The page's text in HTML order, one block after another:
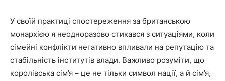
У своїй практиці спостереження за британською
монархією я неодноразово стикався з ситуаціями, коли
сімейні конфлікти негативно впливали на репутацію та
стабільність інститутів влади. Важливо розуміти, що
королівська сім’я – це не тільки символ нації, а й сім’я,